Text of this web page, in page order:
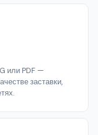
или PDF —
заставки,